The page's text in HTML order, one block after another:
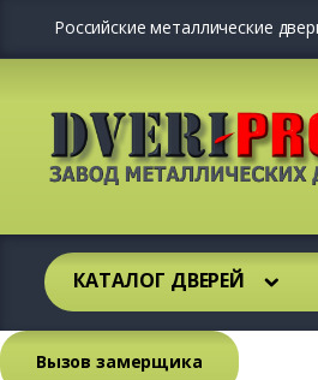
Российские металлические
КАТАЛОГ ДВЕРЕЙ
Вызов замерщика